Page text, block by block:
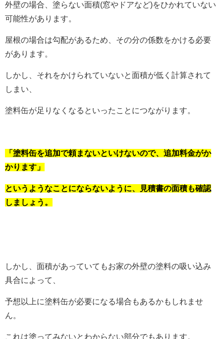
外壁の場合、塗らない面積(窓やドアなど)をひかれていない
可能性があります。
屋根の場合は勾配があるため、その分の係数をかける必要
があります。
しかし、それをかけられていないと面積が低く計算されて
しまい、
塗料缶が足りなくなるといったことにつながります。
「塗料缶を追加で頼まないといけないので、追加料金がか
かります」
というようなことにならないように、見積書の面積も確認
しましょう。
しかし、面積があっていてもお家の外壁の塗料の吸い込み
具合によって、
予想以上に塗料缶が必要になる場合もあるかもしれませ
ん。
これは塗ってみないとわからない部分でもあります。